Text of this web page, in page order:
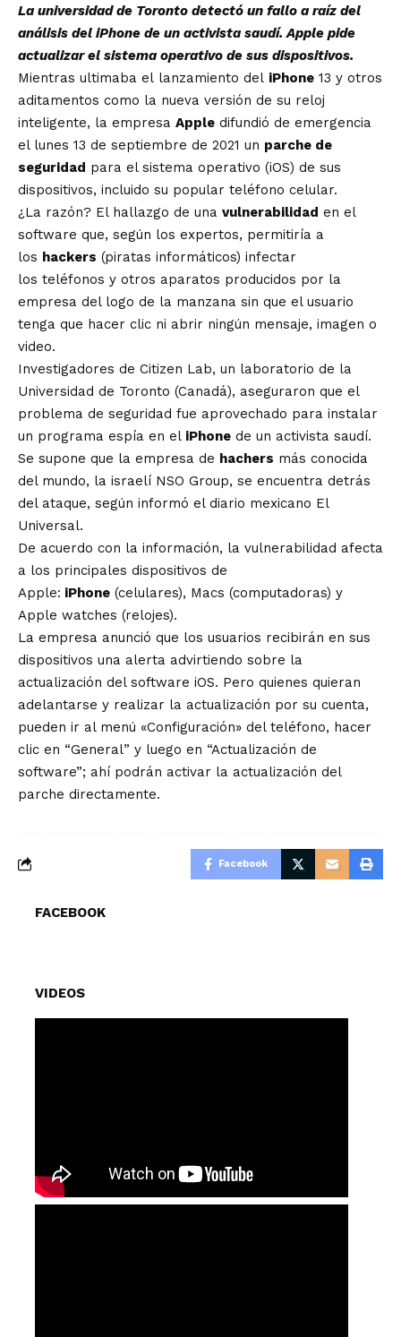
La universidad de Toronto detectó un fallo a raíz del
análisis del iPhone de un activista saudí. Apple pide
actualizar el sistema operativo de sus dispositivos.
Mientras ultimaba el lanzamiento del iPhone 13 y otros
aditamentos como la nueva versión de su reloj
inteligente, la empresa Apple difundió de emergencia
el lunes 13 de septiembre de 2021 un parche de
seguridad para el sistema operativo (iOS) de sus
dispositivos, incluido su popular teléfono celular.
¿La razón? El hallazgo de una vulnerabilidad en el
software que, según los expertos, permitiría a
los hackers (piratas informáticos) infectar
los teléfonos y otros aparatos producidos por la
empresa del logo de la manzana sin que el usuario
tenga que hacer clic ni abrir ningún mensaje, imagen o
video.
Investigadores de Citizen Lab, un laboratorio de la
Universidad de Toronto (Canadá), aseguraron que el
problema de seguridad fue aprovechado para instalar
un programa espía en el iPhone de un activista saudí.
Se supone que la empresa de hachers más conocida
del mundo, la israelí NSO Group, se encuentra detrás
del ataque, según informó el diario mexicano El
Universal.
De acuerdo con la información, la vulnerabilidad afecta
a los principales dispositivos de
Apple: iPhone (celulares), Macs (computadoras) y
Apple watches (relojes).
La empresa anunció que los usuarios recibirán en sus
dispositivos una alerta advirtiendo sobre la
actualización del software iOS. Pero quienes quieran
adelantarse y realizar la actualización por su cuenta,
pueden ir al menú «Configuración» del teléfono, hacer
clic en “General” y luego en “Actualización de
software”; ahí podrán activar la actualización del
parche directamente.
Facebook
FACEBOOK
VIDEOS